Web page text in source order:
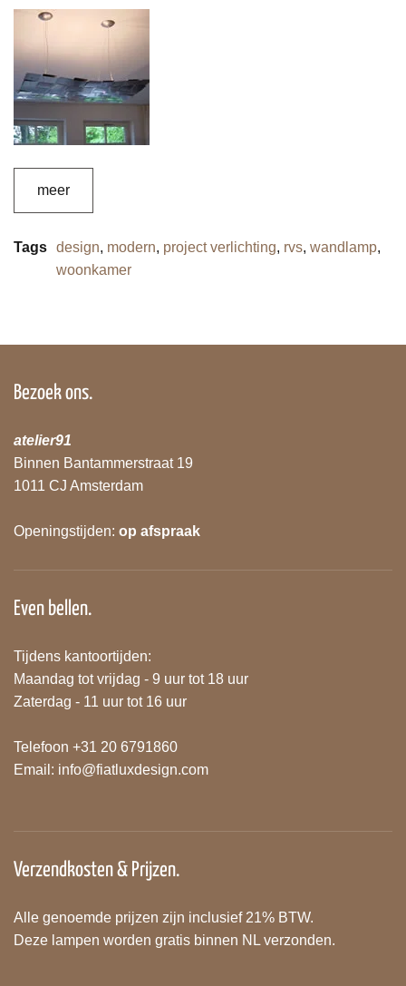
meer
Tags design, modern, project verlichting, rvs, wandlamp,
woonkamer
Bezoek ons.
atelier91
Binnen Bantammerstraat 19
1011 CJ Amsterdam
Openingstijden: op afspraak
Even bellen.
Tijdens kantoortijden:
Maandag tot vrijdag - 9 uur tot 18 uur
Zaterdag - 11 uur tot 16 uur
Telefoon +31 20 6791860
Email: info@fiatluxdesign.com
Verzendkosten & Prijzen.
Alle genoemde prijzen zijn inclusief 21% BTW.
Deze lampen worden gratis binnen NL verzonden.